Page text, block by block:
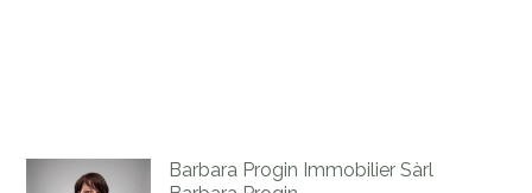
Barbara Progin Immobilier Sàrl